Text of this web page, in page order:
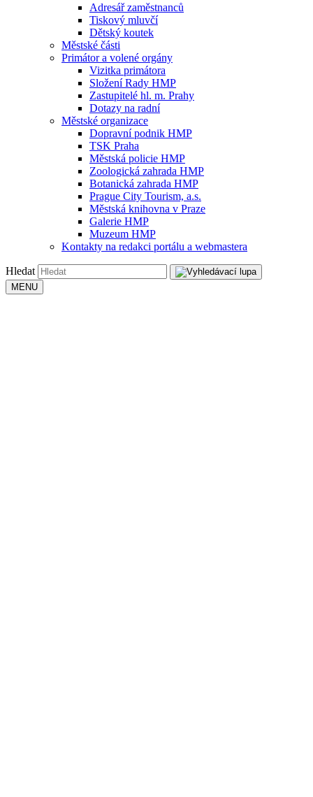
Adresář zaměstnanců
Tiskový mluvčí
Dětský koutek
Městské části
Primátor a volené orgány
Vizitka primátora
Složení Rady HMP
Zastupitelé hl. m. Prahy
Dotazy na radní
Městské organizace
Dopravní podnik HMP
TSK Praha
Městská policie HMP
Zoologická zahrada HMP
Botanická zahrada HMP
Prague City Tourism, a.s.
Městská knihovna v Praze
Galerie HMP
Muzeum HMP
Kontakty na redakci portálu a webmastera
Hledat
MENU